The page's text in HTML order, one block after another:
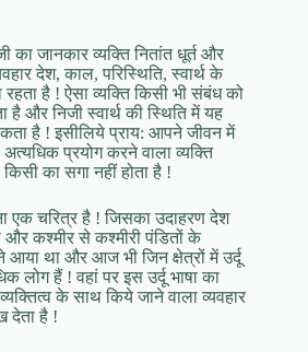
का जानकार व्यक्ति नितांत धूर्त और
देश, काल, परिस्थिति, स्वार्थ के
है ! ऐसा व्यक्ति किसी भी संबंध को
और निजी स्वार्थ की स्थिति में यह
है ! इसीलिये प्राय: आपने जीवन में
अत्यधिक प्रयोग करने वाला व्यक्ति
का सगा नहीं होता है !
एक चरित्र है ! जिसका उदाहरण देश
कश्मीर से कश्मीरी पंडितों के
था और आज भी जिन क्षेत्रों में उर्दू
लोग हैं ! वहां पर इस उर्दू भाषा का
के साथ किये जाने वाला व्यवहार
देता है !